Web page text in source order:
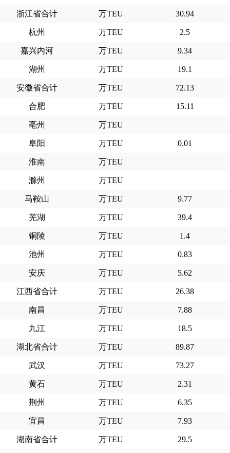
浙江省合计 万TEU 30.94
杭州 万TEU 2.5
嘉兴内河 万TEU 9.34
湖州 万TEU 19.1
安徽省合计 万TEU 72.13
合肥 万TEU 15.11
亳州 万TEU
阜阳 万TEU 0.01
淮南 万TEU
滁州 万TEU
马鞍山 万TEU 9.77
芜湖 万TEU 39.4
铜陵 万TEU 1.4
池州 万TEU 0.83
安庆 万TEU 5.62
江西省合计 万TEU 26.38
南昌 万TEU 7.88
九江 万TEU 18.5
湖北省合计 万TEU 89.87
武汉 万TEU 73.27
黄石 万TEU 2.31
荆州 万TEU 6.35
宜昌 万TEU 7.93
湖南省合计 万TEU 29.5